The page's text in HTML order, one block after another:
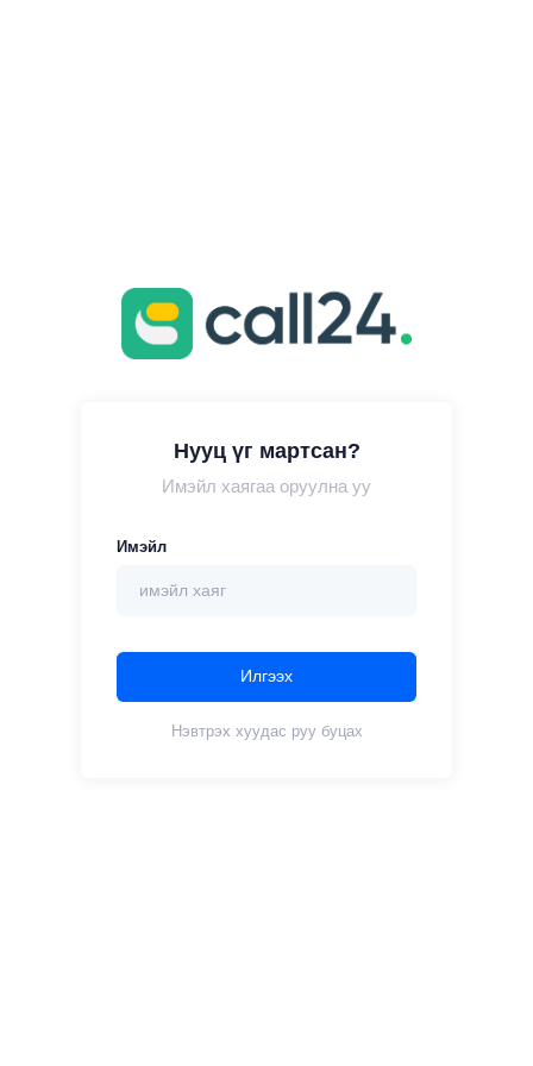
Нууц үг мартсан?
Имэйл хаягаа оруулна уу
Имэйл
Илгээх
Нэвтрэх хуудас руу буцах